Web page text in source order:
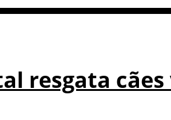
resgata